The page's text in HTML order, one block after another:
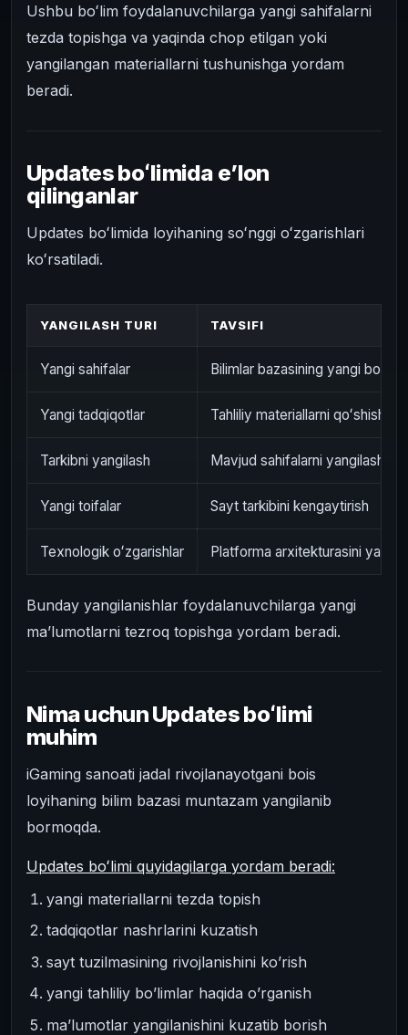
Ushbu boʻlim foydalanuvchilarga yangi sahifalarni
tezda topishga va yaqinda chop etilgan yoki
yangilangan materiallarni tushunishga yordam
beradi.
Updates boʻlimida eʼlon
qilinganlar
Updates boʻlimida loyihaning soʻnggi oʻzgarishlari
koʻrsatiladi.
YANGILASH TURI TAVSIFI
Yangi sahifalar Bilimlar bazasining yangi
Yangi tadqiqotlar Tahliliy materiallarni qoʻshish
Tarkibni yangilash Mavjud sahifalarni yangilash
Yangi toifalar Sayt tarkibini kengaytirish
Texnologik oʻzgarishlar Platforma arxitekturasini
Bunday yangilanishlar foydalanuvchilarga yangi
maʼlumotlarni tezroq topishga yordam beradi.
Nima uchun Updates boʻlimi
muhim
iGaming sanoati jadal rivojlanayotgani bois
loyihaning bilim bazasi muntazam yangilanib
bormoqda.
Updates boʻlimi quyidagilarga yordam beradi:
yangi materiallarni tezda topish
tadqiqotlar nashrlarini kuzatish
sayt tuzilmasining rivojlanishini ko’rish
yangi tahliliy bo’limlar haqida o’rganish
ma’lumotlar yangilanishini kuzatib borish